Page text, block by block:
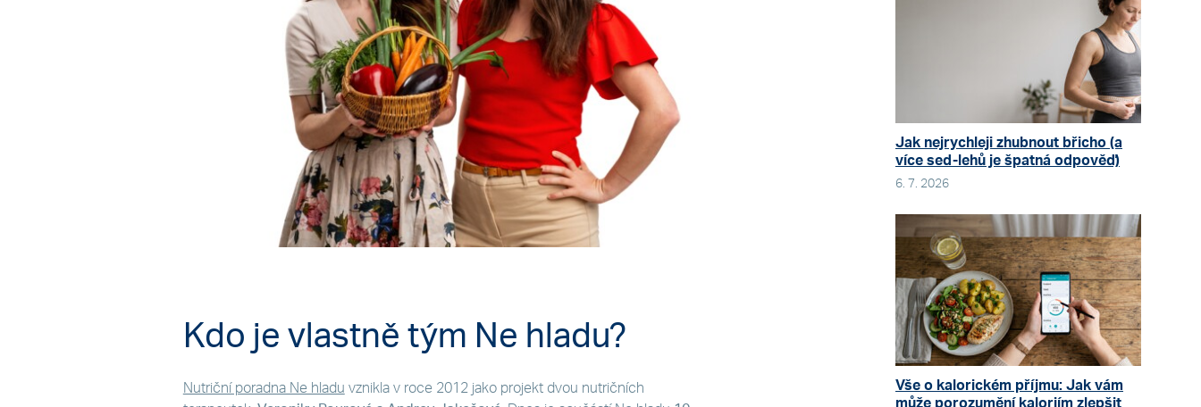
Kdo je vlastně tým Ne hladu?
Nutriční poradna Ne hladu vznikla v roce 2012 jako projekt dvou nutričních
Jak nejrychleji zhubnout břicho (a
více sed-lehů je špatná odpověď)
6. 7. 2026
Vše o kalorickém příjmu: Jak vám
může porozumění kaloriím zlepšit